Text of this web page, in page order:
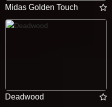
Midas Golden Touch
Deadwood